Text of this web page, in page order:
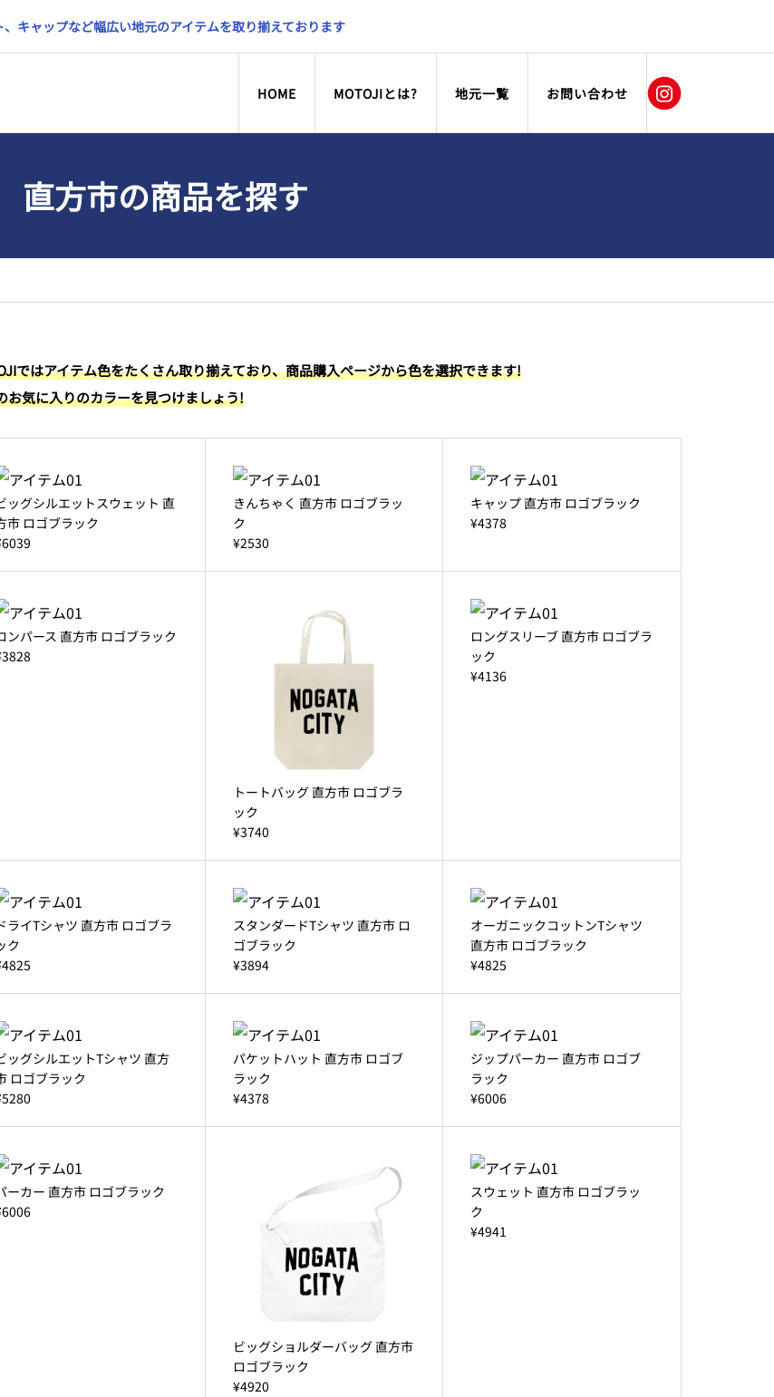
キャップなど幅広い地元のアイテムを取り揃えております
HOME MOTOJIとは? 地元一覧 お問い合わせ
直方市の商品を探す
ではアイテム色をたくさん取り揃えており、商品購入ページから色を選択できます!
お気に入りのカラーを見つけましょう!
ッグシルエットスウェット 直
市 ロゴブラック
きんちゃく 直方市 ロゴブラッ
ク
¥2530
キャップ 直方市 ロゴブラック
¥4378
ンパース 直方市 ロゴブラック
トートバッグ 直方市 ロゴブラ
ック
¥3740
ロングスリーブ 直方市 ロゴブラ
ック
¥4136
ライTシャツ 直方市 ロゴブラ
ク
スタンダードTシャツ 直方市 ロ
ゴブラック
¥3894
オーガニックコットンTシャツ
直方市 ロゴブラック
¥4825
ッグシルエットTシャツ 直方
ロゴブラック
パケットハット 直方市 ロゴブ
ラック
¥4378
ジップパーカー 直方市 ロゴブ
ラック
¥6006
ーカー 直方市 ロゴブラック
ビッグショルダーバッグ 直方市
ロゴブラック
¥4920
スウェット 直方市 ロゴブラッ
ク
¥4941